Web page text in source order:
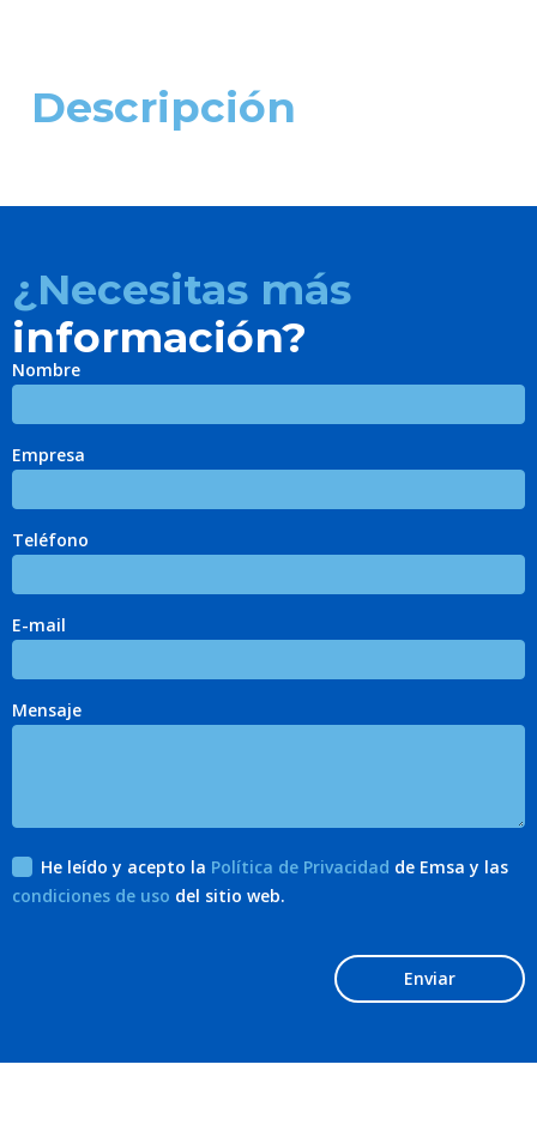
Descripción
¿Necesitas más
información?
Nombre
Empresa
Teléfono
E-mail
Mensaje
He leído y acepto la Política de Privacidad de Emsa y las
condiciones de uso del sitio web.
Enviar